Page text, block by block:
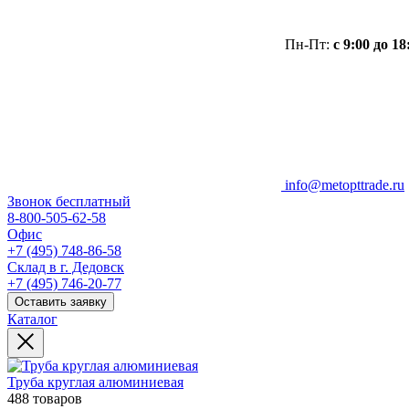
Пн-Пт: с 9:00 до
info@metopttrade.ru
Звонок бесплатный
8-800-505-62-58
Офис
+7 (495) 748-86-58
Склад в г. Дедовск
+7 (495) 746-20-77
Оставить заявку
Каталог
Труба круглая алюминиевая
488 товаров